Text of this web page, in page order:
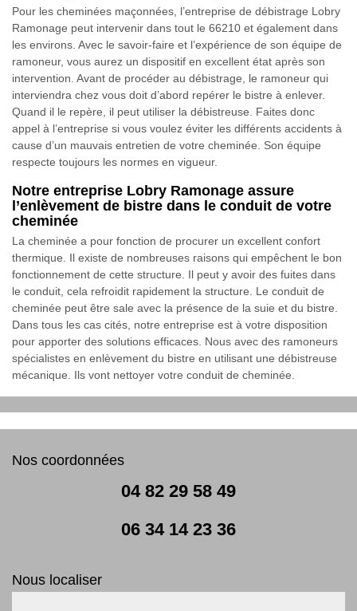
Pour les cheminées maçonnées, l’entreprise de débistrage Lobry
Ramonage peut intervenir dans tout le 66210 et également dans
les environs. Avec le savoir-faire et l’expérience de son équipe de
ramoneur, vous aurez un dispositif en excellent état après son
intervention. Avant de procéder au débistrage, le ramoneur qui
interviendra chez vous doit d’abord repérer le bistre à enlever.
Quand il le repère, il peut utiliser la débistreuse. Faites donc
appel à l’entreprise si vous voulez éviter les différents accidents à
cause d’un mauvais entretien de votre cheminée. Son équipe
respecte toujours les normes en vigueur.
Notre entreprise Lobry Ramonage assure
l’enlèvement de bistre dans le conduit de votre
cheminée
La cheminée a pour fonction de procurer un excellent confort
thermique. Il existe de nombreuses raisons qui empêchent le bon
fonctionnement de cette structure. Il peut y avoir des fuites dans
le conduit, cela refroidit rapidement la structure. Le conduit de
cheminée peut être sale avec la présence de la suie et du bistre.
Dans tous les cas cités, notre entreprise est à votre disposition
pour apporter des solutions efficaces. Nous avec des ramoneurs
spécialistes en enlèvement du bistre en utilisant une débistreuse
mécanique. Ils vont nettoyer votre conduit de cheminée.
Nos coordonnées
04 82 29 58 49
06 34 14 23 36
Nous localiser